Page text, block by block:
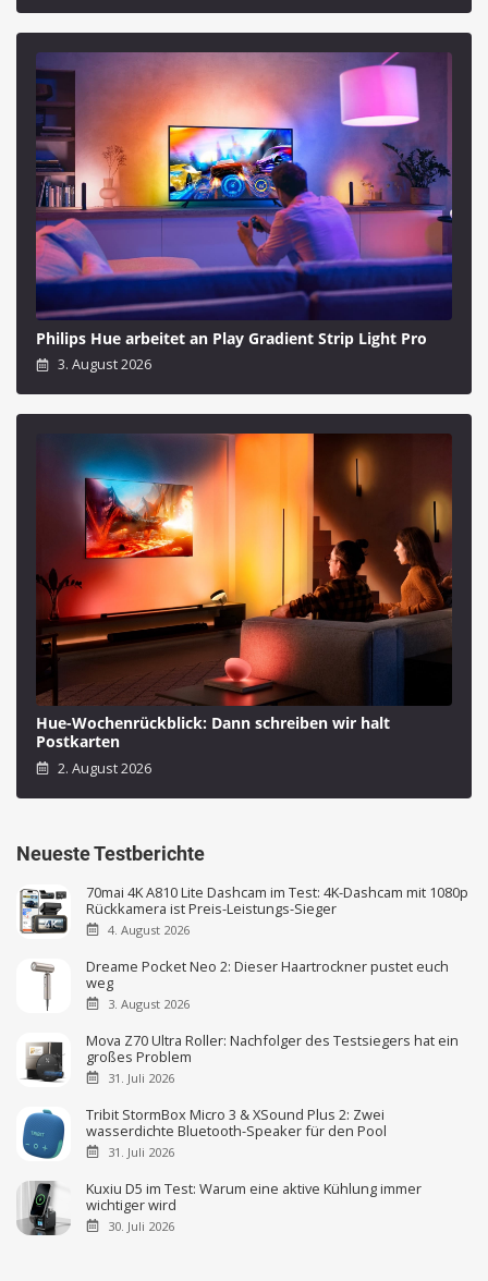
Philips Hue arbeitet an Play Gradient Strip Light Pro
3. August 2026
Hue-Wochenrückblick: Dann schreiben wir halt
Postkarten
2. August 2026
Neueste Testberichte
70mai 4K A810 Lite Dashcam im Test: 4K-Dashcam mit 1080p
Rückkamera ist Preis-Leistungs-Sieger
4. August 2026
Dreame Pocket Neo 2: Dieser Haartrockner pustet euch
weg
3. August 2026
Mova Z70 Ultra Roller: Nachfolger des Testsiegers hat ein
großes Problem
31. Juli 2026
Tribit StormBox Micro 3 & XSound Plus 2: Zwei
wasserdichte Bluetooth-Speaker für den Pool
31. Juli 2026
Kuxiu D5 im Test: Warum eine aktive Kühlung immer
wichtiger wird
30. Juli 2026